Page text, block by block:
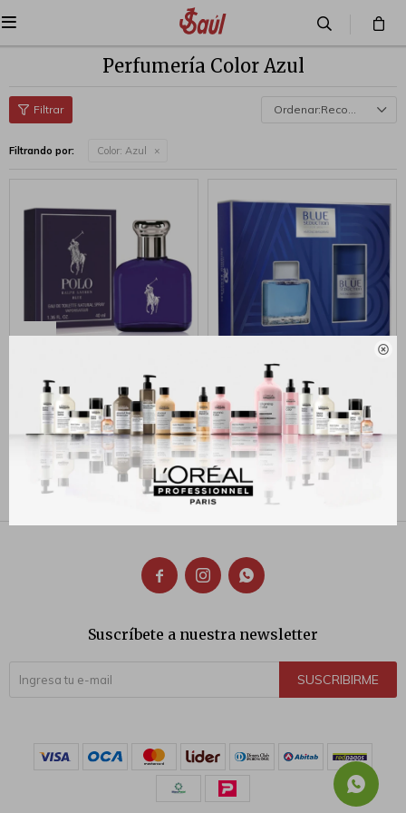


Perfumería Color Azul
Recomendados
Filtrando por: Color: Azul
RALPH LAUREN POLO BLUE
EDT 40ML
$ 3.590
Set para Hombre Antonio
Banderas Blue Seduction
EDT 100ml + Desodorante
150ml
1.690
  
Suscríbete a nuestra newsletter
SUSCRIBIRME